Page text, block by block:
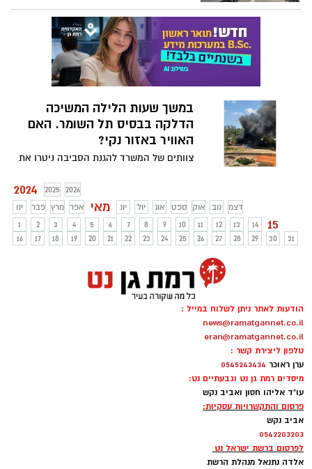
לבתי החולים
במשך שעות הלילה המשיכה
הדלקה בבסיס תל השומר. האם
האוויר באזור נקי?
צוותים של המשרד להגנת הסביבה ניטרו את
2024 2025
2026
ינו
פבר מרץ אפר מאי יונ יול אוג ספט אוק נוב
דצמ
1
2 3 4 5 6 7 8 9 10 11 12 13 14 15
16 17 18 19 20 21 22 23 24 25 26 27 28 29 30 31
הודעות לאתר ניתן לשלוח במייל :
news@ramatgannet.co.il
eran@ramatgannet.co.il
טלפון ליצירת קשר :
ערן ראוכר 0545243434
מיסדים רמת גן נט וגבעתיים נט:
עו"ד אליהו חסון ואביב נקש
פרסום והתקשרויות עסקיות:
אביב נקש
0542203203
לפרסום ברשת ישראל נט
אלדה נתנאל מנהלת הרשת